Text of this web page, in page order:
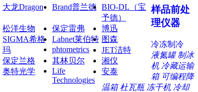
大龙Dragon Brand普兰德 BIO-DL（宝
予德）
松洋生物 保定雷弗
博迅
SIGMA希格
玛
Labnet莱伯特 图森
phtometrics
JET洁特
保定兰格 其林贝尔
湘仪
奥特光学
Life
Technologies
安泰
样品前处
理仪器
冷冻制冷
液氮罐 制冰
机 冷藏运输
箱 可编程降
温箱 杜瓦瓶 冻干机 冷却